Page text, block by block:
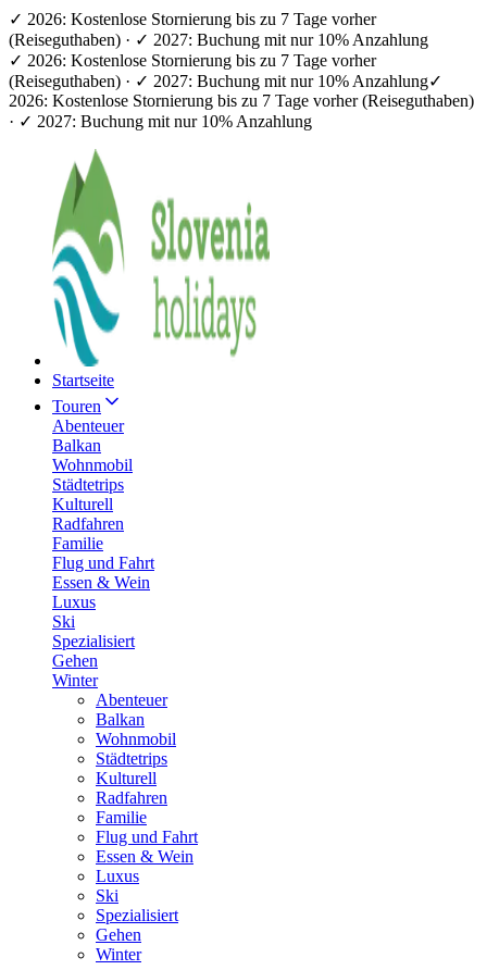
✓ 2026: Kostenlose Stornierung bis zu 7 Tage vorher
(Reiseguthaben) · ✓ 2027: Buchung mit nur 10% Anzahlung
✓ 2026: Kostenlose Stornierung bis zu 7 Tage vorher
(Reiseguthaben) · ✓ 2027: Buchung mit nur 10% Anzahlung✓
2026: Kostenlose Stornierung bis zu 7 Tage vorher (Reiseguthaben)
· ✓ 2027: Buchung mit nur 10% Anzahlung
Startseite
Touren
Abenteuer
Balkan
Wohnmobil
Städtetrips
Kulturell
Radfahren
Familie
Flug und Fahrt
Essen & Wein
Luxus
Ski
Spezialisiert
Gehen
Winter
Abenteuer
Balkan
Wohnmobil
Städtetrips
Kulturell
Radfahren
Familie
Flug und Fahrt
Essen & Wein
Luxus
Ski
Spezialisiert
Gehen
Winter